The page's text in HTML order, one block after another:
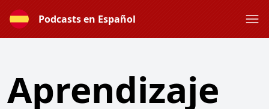
Podcasts en Español
Aprendizaje